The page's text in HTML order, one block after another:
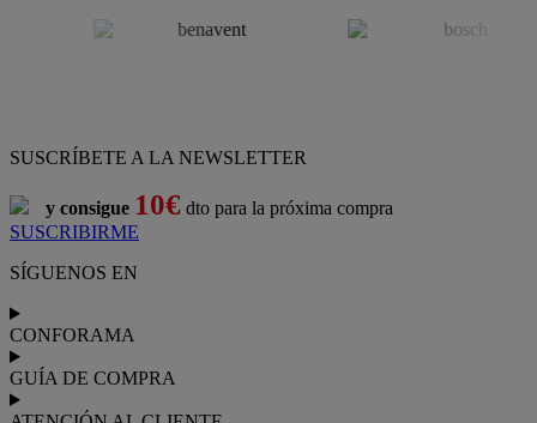
SUSCRÍBETE A LA NEWSLETTER
y consigue 10€ dto para la próxima compra
SUSCRIBIRME
SÍGUENOS EN
CONFORAMA
GUÍA DE COMPRA